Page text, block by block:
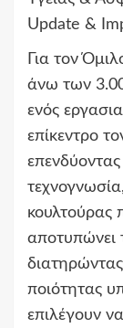
Update &
Για τον
άνω των
ενός
επίκεντρο
κουλτούρας
αποτυπώνει
ποιότητας
επιλέγουν